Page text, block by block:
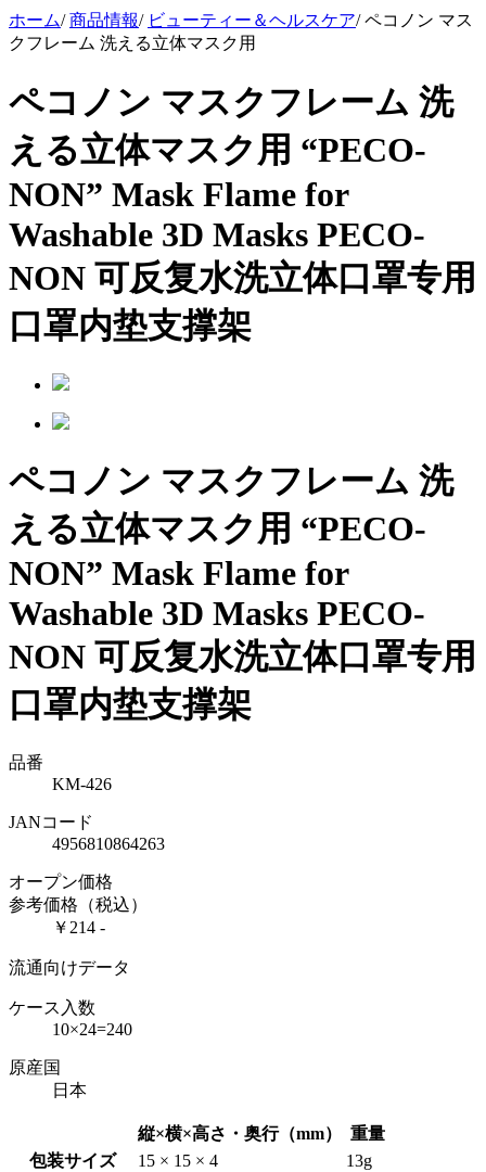
ホーム/ 商品情報/ ビューティー＆ヘルスケア/ ペコノン マス
クフレーム 洗える立体マスク用
ペコノン マスクフレーム 洗
える立体マスク用 “PECO-
NON” Mask Flame for
Washable 3D Masks PECO-
NON 可反复水洗立体口罩专用
口罩内垫支撑架
ペコノン マスクフレーム 洗
える立体マスク用 “PECO-
NON” Mask Flame for
Washable 3D Masks PECO-
NON 可反复水洗立体口罩专用
口罩内垫支撑架
品番
KM-426
JANコード
4956810864263
オープン価格
参考価格（税込）
￥214 -
流通向けデータ
ケース入数
10×24=240
原産国
日本
縦×横×高さ・奥行（mm）
重量
包装サイズ
15 × 15 × 4
13g